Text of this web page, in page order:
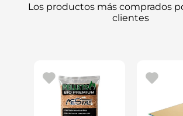
Los productos más comprados
clientes